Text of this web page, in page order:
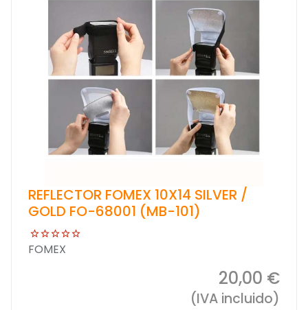
REFLECTOR FOMEX 10X14 SILVER /
GOLD FO-68001 (MB-101)
FOMEX
20,00 €
(IVA incluido)